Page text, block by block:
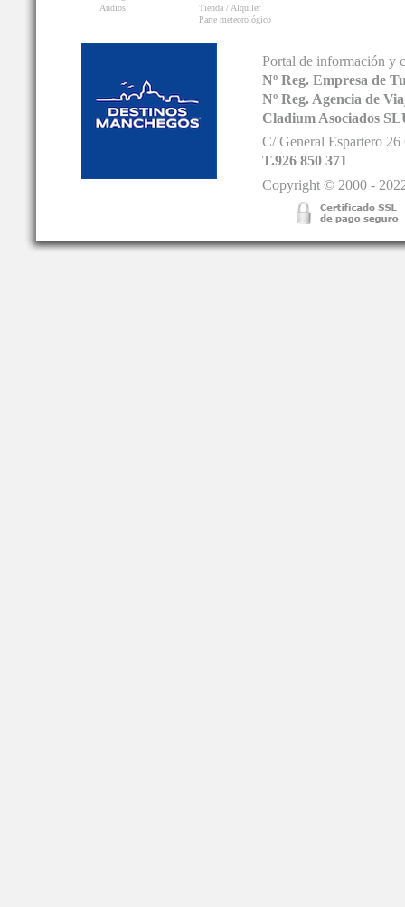
Audios
Tienda / Alquiler
Parte meteorológico
Portal de información y
Nº Reg. Empresa de
Nº Reg. Agencia de
Cladium Asociados
C/ General Espartero
T.926 850 371
Copyright © 2000 -